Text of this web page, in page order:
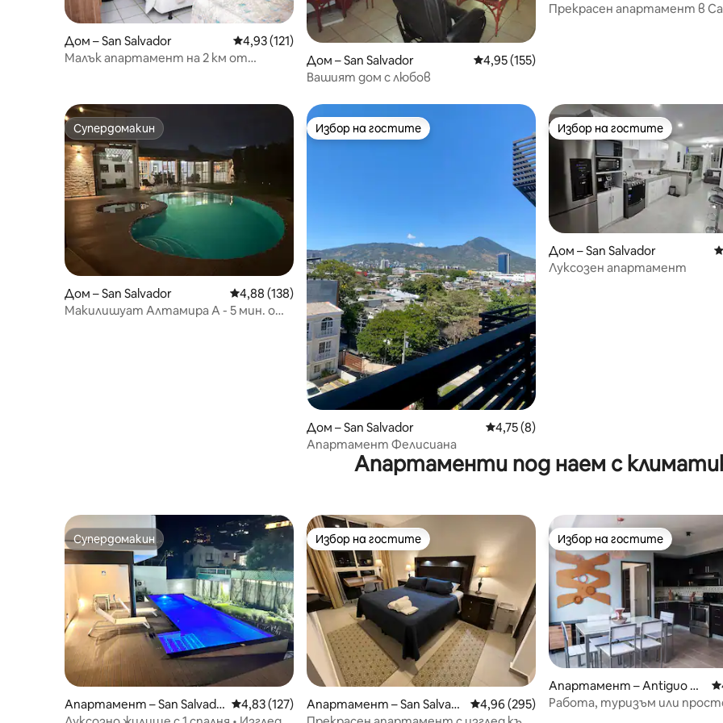
Дом – San Salvador Средна оценка: 4,93 от 5, 121 отзива
4,93 (121)
Малък апартамент на 2 км от
Дом – San Salvador Средна оценка: 4,95 от 5, 155 отзива
4,95 (155)
Вашият дом с любов
Прекрасен апартамент в
Супердомакин
Супердомакин
Дом – San Salvador Средна оценка: 4,88 от 5, 138 отзива
4,88 (138)
Макилишуат Алтамира A - 5 мин. от
Избор на гостите
Избор на гостите
Дом – San Salvador Средна оценка: 4,75 от 5, 8 отзива
4,75 (8)
Апартамент Фелисиана
Избор на гостите
Избор на гостите
Дом – San Salvador
Луксозен апартамент
Апартаменти под наем с
Супердомакин
Супердомакин
Апартамент – San Salvado
r
Средна оценка: 4,83 от 5, 127 отзива
4,83 (127)
Избор на гостите
Избор на гостите
Апартамент – San Salvad
or
Средна оценка: 4,96 от 5, 295 отзива
4,96 (295)
Избор на гостите
Избор на гостите
Апартамент – Antiguo C
uscatlán
Работа, туризъм или